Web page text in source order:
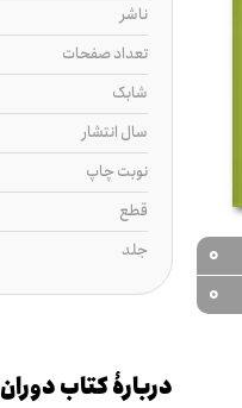
0
0
ناشر
تعداد صفحات
شابک
سال انتشار
نوبت چاپ
قطع
جلد
دربارۀ کتاب دوران